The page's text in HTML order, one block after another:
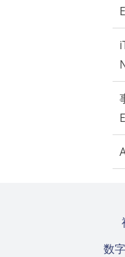
数